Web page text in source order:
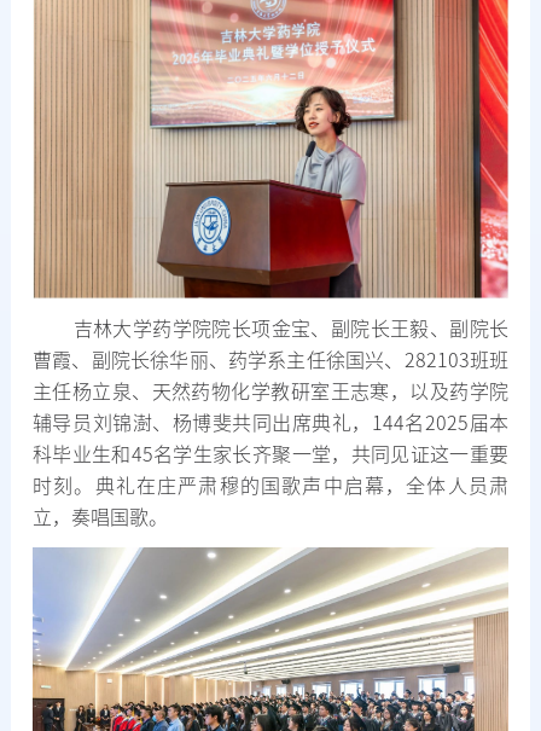
吉林大学药学院院长项金宝、副院长王毅、副院长
曹霞、副院长徐华丽、药学系主任徐国兴、282103班班
主任杨立泉、天然药物化学教研室王志寒，以及药学院
辅导员刘锦澍、杨博斐共同出席典礼，144名2025届本
科毕业生和45名学生家长齐聚一堂，共同见证这一重要
时刻。典礼在庄严肃穆的国歌声中启幕，全体人员肃
立，奏唱国歌。